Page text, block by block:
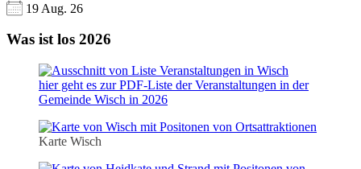
19 Aug. 26
Was ist los 2026
hier geht es zur PDF-Liste der Veranstaltungen in der
Gemeinde Wisch in 2026
Karte Wisch